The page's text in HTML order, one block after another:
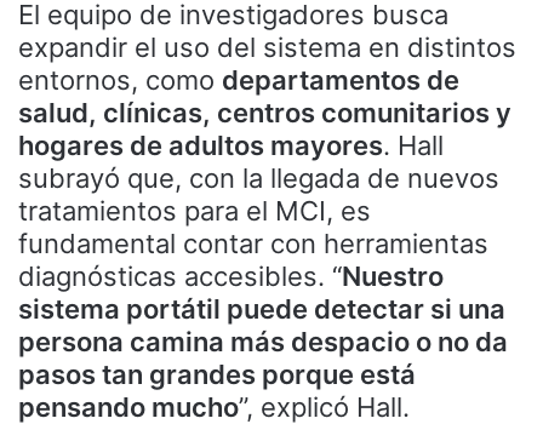
El equipo de investigadores busca
expandir el uso del sistema en distintos
entornos, como departamentos de
salud, clínicas, centros comunitarios y
hogares de adultos mayores. Hall
subrayó que, con la llegada de nuevos
tratamientos para el MCI, es
fundamental contar con herramientas
diagnósticas accesibles. “Nuestro
sistema portátil puede detectar si una
persona camina más despacio o no da
pasos tan grandes porque está
pensando mucho”, explicó Hall.